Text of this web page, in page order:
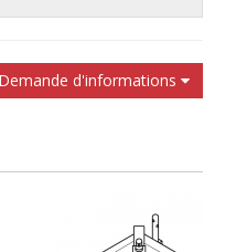
Demande d'informations